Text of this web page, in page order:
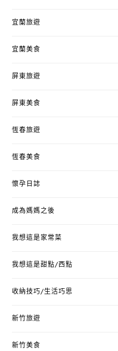
宜蘭旅遊
宜蘭美食
屏東旅遊
屏東美食
恆春旅遊
恆春美食
懷孕日誌
成為媽媽之後
我想這是家常菜
我想這是甜點/西點
收納技巧/生活巧思
新竹旅遊
新竹美食